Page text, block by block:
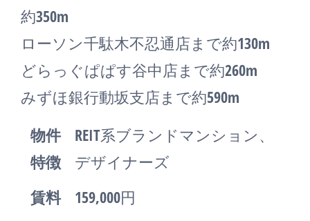
約350m
ローソン千駄木不忍通店まで約130m
どらっぐぱぱす谷中店まで約260m
みずほ銀行動坂支店まで約590m
物件
特徴
REIT系ブランドマンション、
デザイナーズ
賃料
159,000円